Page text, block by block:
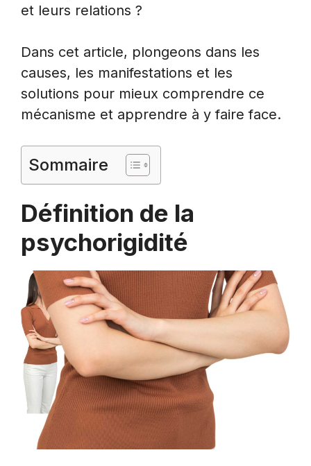
et leurs relations ?
Dans cet article, plongeons dans les
causes, les manifestations et les
solutions pour mieux comprendre ce
mécanisme et apprendre à y faire face.
Sommaire
Définition de la
psychorigidité